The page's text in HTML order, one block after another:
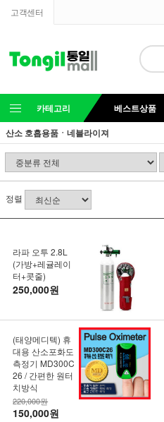
고객센터
카테고리 베스트상품
산소 호흡용품ㆍ네블라이져
정렬
라파 오투 2.8L
(가방+레귤레이
터+콧줄)
250,000원
(태양메디텍) 휴
대용 산소포화도
측정기 MD300C
26 / 간편한 원터
치방식
220,000원
150,000원